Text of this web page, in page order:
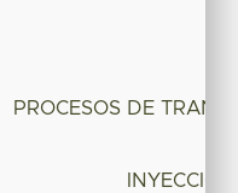
PROCESOS DE